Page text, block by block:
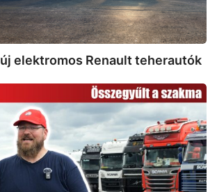
elektromos Renault teherautók